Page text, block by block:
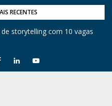
RECENTES
storytelling com 10 vagas